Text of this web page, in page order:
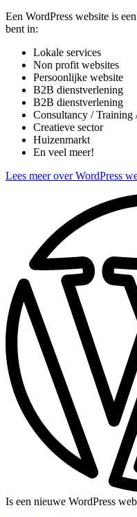
Een WordPress website is
bent in:
Lokale services
Non profit websites
Persoonlijke website
B2B dienstverlening
B2B dienstverlening
Consultancy / Training
Creatieve sector
Huizenmarkt
En veel meer!
Lees meer over WordPress
Is een nieuwe WordPress